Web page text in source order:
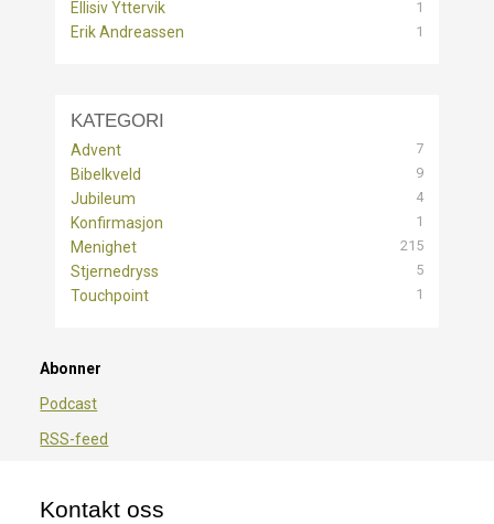
Ellisiv Yttervik 1
Erik Andreassen 1
KATEGORI
Advent 7
Bibelkveld 9
Jubileum 4
Konfirmasjon 1
Menighet 215
Stjernedryss 5
Touchpoint 1
Abonner
Podcast
RSS-feed
Kontakt oss